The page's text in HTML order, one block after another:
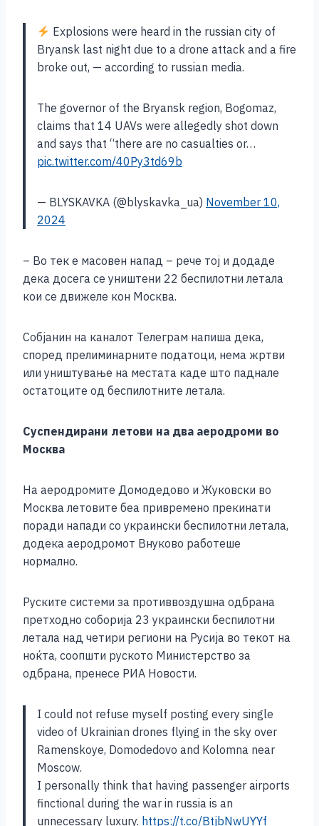
Explosions were heard in the russian city of
Bryansk last night due to a drone attack and a fire
broke out, — according to russian media.
The governor of the Bryansk region, Bogomaz,
claims that 14 UAVs were allegedly shot down
and says that “there are no casualties or…
pic.twitter.com/40Py3td69b
— BLYSKAVKA (@blyskavka_ua) November 10,
2024
– Во тек е масовен напад – рече тој и додаде
дека досега се уништени 22 беспилотни летала
кои се движеле кон Москва.
Собјанин на каналот Телеграм напиша дека,
според прелиминарните податоци, нема жртви
или уништување на местата каде што паднале
остатоците од беспилотните летала.
Суспендирани летови на два аеродроми во
Москва
На аеродромите Домодедово и Жуковски во
Москва летовите беа привремено прекинати
поради напади со украински беспилотни летала,
додека аеродромот Внуково работеше
нормално.
Руските системи за противвоздушна одбрана
претходно соборија 23 украински беспилотни
летала над четири региони на Русија во текот на
ноќта, соопшти руското Министерство за
одбрана, пренесе РИА Новости.
I could not refuse myself posting every single
video of Ukrainian drones flying in the sky over
Ramenskoye, Domodedovo and Kolomna near
Moscow.
I personally think that having passenger airports
finctional during the war in russia is an
unnecessary luxury. https://t.co/BtjbNwUYYf